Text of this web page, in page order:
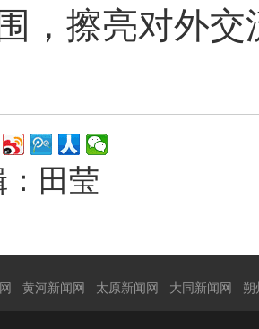
，擦亮对外
：田莹
黄河新闻网 太原新闻网 大同新闻网 朔